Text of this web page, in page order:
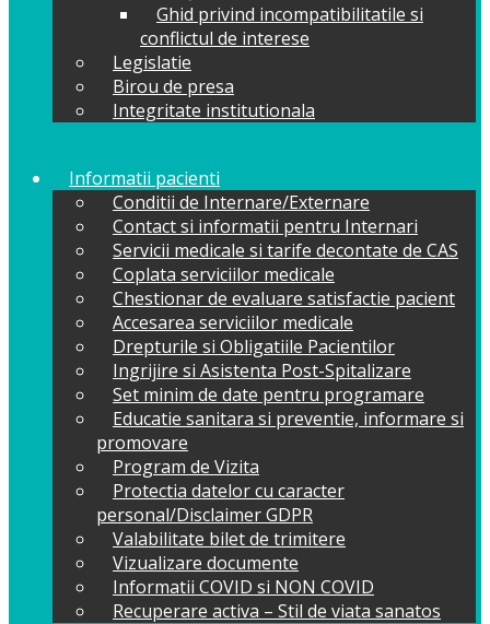
Ghid privind incompatibilitatile si
conflictul de interese
Legislatie
Birou de presa
Integritate institutionala
Informatii pacienti
Conditii de Internare/Externare
Contact si informatii pentru Internari
Servicii medicale si tarife decontate de CAS
Coplata serviciilor medicale
Chestionar de evaluare satisfactie pacient
Accesarea serviciilor medicale
Drepturile si Obligatiile Pacientilor
Ingrijire si Asistenta Post-Spitalizare
Set minim de date pentru programare
Educatie sanitara si preventie, informare si
promovare
Program de Vizita
Protectia datelor cu caracter
personal/Disclaimer GDPR
Valabilitate bilet de trimitere
Vizualizare documente
Informatii COVID si NON COVID
Recuperare activa – Stil de viata sanatos